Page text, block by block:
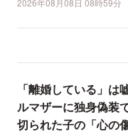
2026年08月08日 08時59分
「離婚している」
ルマザーに独身偽装
切られた子の「心の